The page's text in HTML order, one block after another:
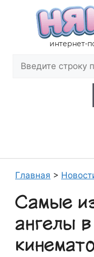
содержимому
интернет-
Главная >
Самые
ангелы в